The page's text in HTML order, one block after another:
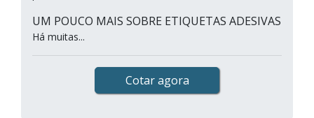
UM POUCO MAIS SOBRE ETIQUETAS ADESIVAS
Há muitas...
Cotar agora